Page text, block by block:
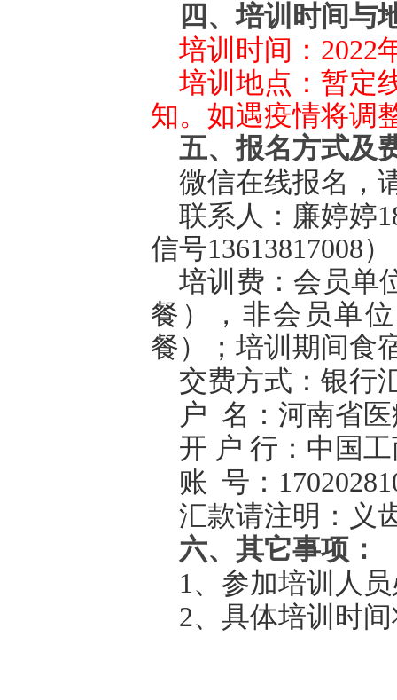
四、培训时间与
培训时间： 2022
培训地点：暂定
知。如遇疫情将调
五、报名方式及
微信在线报名，
联系人：廉婷婷
信号13613817008）
培训费：会员单
餐），非会员单
餐）；培训期间食
交费方式：银行
户 名：河南省
开 户 行：中国
账 号：
汇款请注明：义
六、其它事项：
1、参加培训人
2、具体培训时